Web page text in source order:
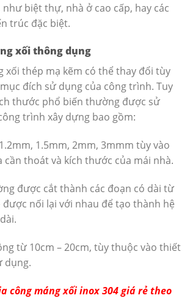
biệt thự, nhà ở cao cấp, hay các
trúc đặc biệt.
xối thông dụng
xối thép mạ kẽm có thể thay đổi tùy
đích sử dụng của công trình. Tuy
thước phổ biến thường được sử
trình xây dựng bao gồm:
1.5mm, 2mm, 3mmm tùy vào
thoát và kích thước của mái nhà.
được cắt thành các đoạn có dài từ
được nối lại với nhau để tạo thành hệ
từ 10cm – 20cm, tùy thuộc vào thiết
dụng.
công máng xối inox 304 giá rẻ theo